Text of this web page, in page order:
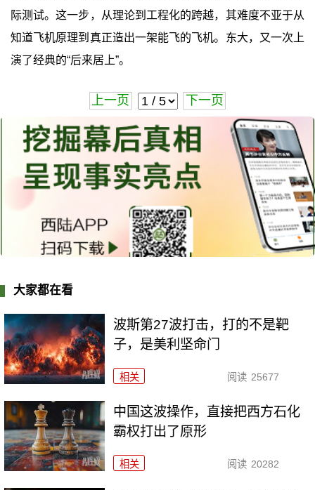
际测试。这一步，从理论到工程化的跨越，其难度不亚于从
知道飞机原理到真正造出一架能飞的飞机。东大，又一次上
演了经典的“后来居上”。
上一页 下一页
大家都在看
波斯第27波打击，打的不是靶
子，是美利坚命门
相关 阅读 25677
中国这波操作，直接把西方石化
霸权打出了原形
相关 阅读 20282